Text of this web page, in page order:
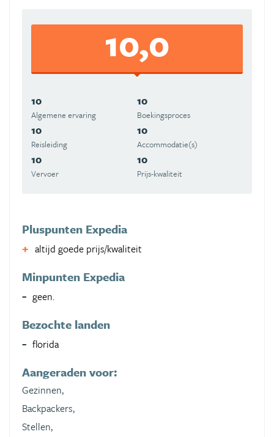
10,0
10
Algemene ervaring
10
Boekingsproces
10
Reisleiding
10
Accommodatie(s)
10
Vervoer
10
Prijs-kwaliteit
Pluspunten Expedia
altijd goede prijs/kwaliteit
Minpunten Expedia
geen.
Bezochte landen
florida
Aangeraden voor:
Gezinnen,
Backpackers,
Stellen,